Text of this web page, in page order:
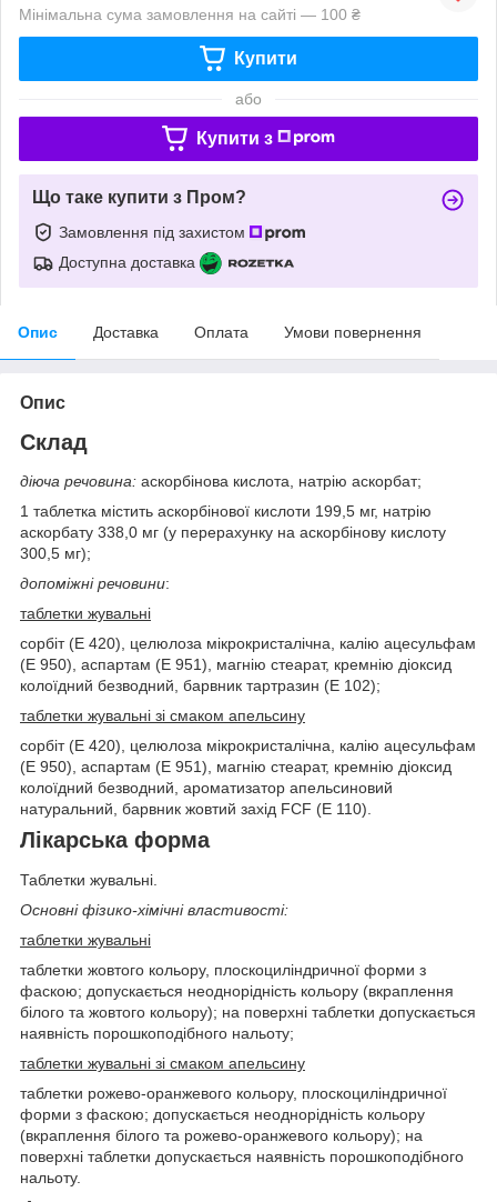
Мінімальна сума замовлення на сайті — 100 ₴
Купити
або
Купити з
Що таке купити з Пром?
Замовлення під захистом
Доступна доставка
Опис Доставка Оплата Умови повернення
Опис
Склад
діюча речовина: аскорбінова кислота, натрію аскорбат;
1 таблетка містить аскорбінової кислоти 199,5 мг, натрію
аскорбату 338,0 мг (у перерахунку на аскорбінову кислоту
300,5 мг);
допоміжні речовини:
таблетки жувальні
сорбіт (Е 420), целюлоза мікрокристалічна, калію ацесульфам
(Е 950), аспартам (Е 951), магнію стеарат, кремнію діоксид
колоїдний безводний, барвник тартразин (Е 102);
таблетки жувальні зі смаком апельсину
сорбіт (Е 420), целюлоза мікрокристалічна, калію ацесульфам
(Е 950), аспартам (Е 951), магнію стеарат, кремнію діоксид
колоїдний безводний, ароматизатор апельсиновий
натуральний, барвник жовтий захід FCF (Е 110).
Лікарська форма
Таблетки жувальні.
Основні фізико-хімічні властивості:
таблетки жувальні
таблетки жовтого кольору, плоскоциліндричної форми з
фаскою; допускається неоднорідність кольору (вкраплення
білого та жовтого кольору); на поверхні таблетки допускається
наявність порошкоподібного нальоту;
таблетки жувальні зі смаком апельсину
таблетки рожево-оранжевого кольору, плоскоциліндричної
форми з фаскою; допускається неоднорідність кольору
(вкраплення білого та рожево-оранжевого кольору); на
поверхні таблетки допускається наявність порошкоподібного
нальоту.